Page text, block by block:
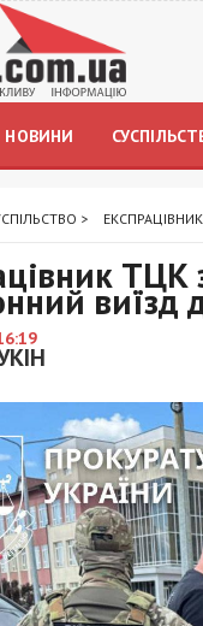
НОВИНИ
>
ТЦК
виїзд